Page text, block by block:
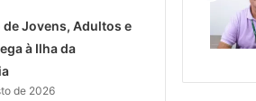
de Jovens, Adultos e
à Ilha da
de 2026